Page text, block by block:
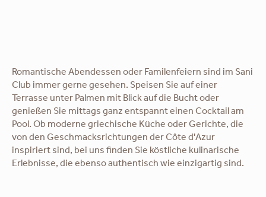
Romantische Abendessen oder Familenfeiern sind im Sani
Club immer gerne gesehen. Speisen Sie auf einer
Terrasse unter Palmen mit Blick auf die Bucht oder
genießen Sie mittags ganz entspannt einen Cocktail am
Pool. Ob moderne griechische Küche oder Gerichte, die
von den Geschmacksrichtungen der Côte d'Azur
inspiriert sind, bei uns finden Sie köstliche kulinarische
Erlebnisse, die ebenso authentisch wie einzigartig sind.